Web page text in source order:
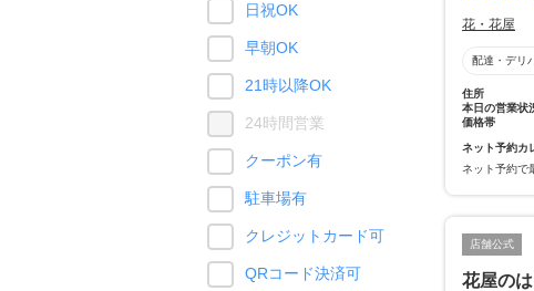
花・花屋
配達・デリ
住所
本日の営業状
価格帯
ネット予約カ
ネット予約で
店舗公式
花屋の
日祝OK
早朝OK
21時以降OK
24時間営業
クーポン有
駐車場有
クレジットカード可
QRコード決済可